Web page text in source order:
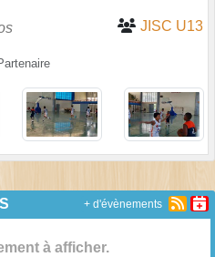
JISC U13
à afficher.
+ d'évènements